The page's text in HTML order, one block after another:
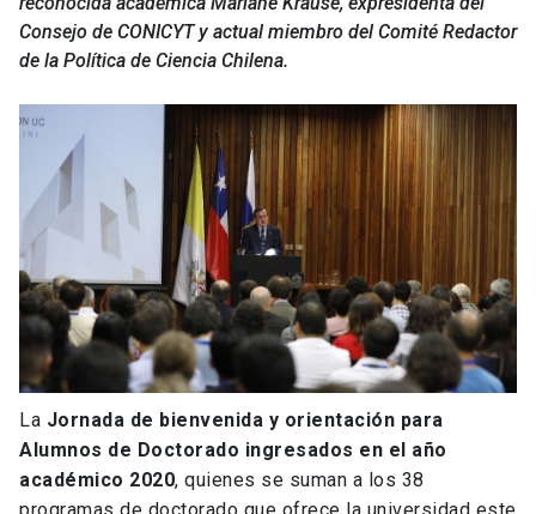
Consejo de CONICYT y actual miembro del Comité Redactor
de la Política de Ciencia Chilena.
La Jornada de bienvenida y orientación para
Alumnos de Doctorado ingresados en el año
académico 2020, quienes se suman a los 38
programas de doctorado que ofrece la universidad este